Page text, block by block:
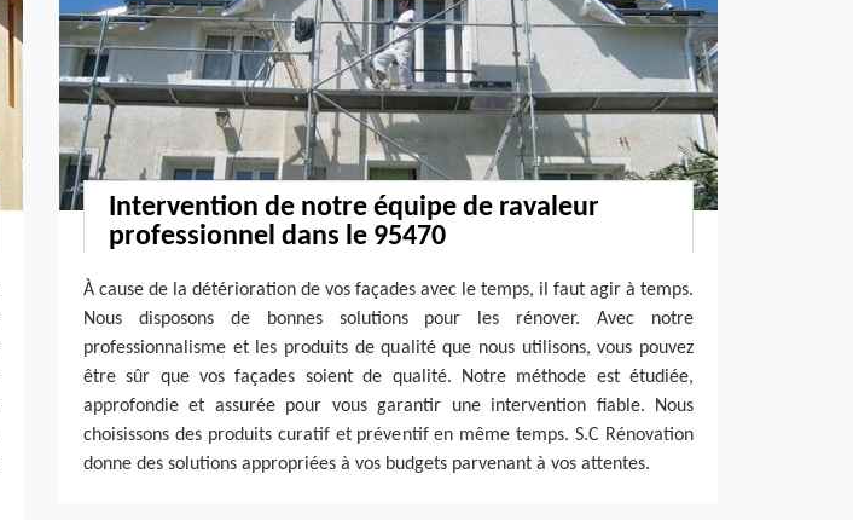
Intervention de notre équipe de ravaleur
professionnel dans le 95470
À cause de la détérioration de vos façades avec le temps, il faut agir à temps.
Nous disposons de bonnes solutions pour les rénover. Avec notre
professionnalisme et les produits de qualité que nous utilisons, vous pouvez
être sûr que vos façades soient de qualité. Notre méthode est étudiée,
approfondie et assurée pour vous garantir une intervention fiable. Nous
choisissons des produits curatif et préventif en même temps. S.C Rénovation
donne des solutions appropriées à vos budgets parvenant à vos attentes.